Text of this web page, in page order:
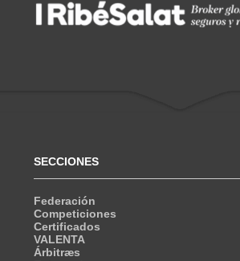
SECCIONES
Federación
Competiciones
Certificados
VALENTA
Árbitræs